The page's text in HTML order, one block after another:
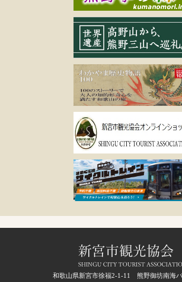
和歌山県新宮市徐福2-1-11 熊野御坊南海